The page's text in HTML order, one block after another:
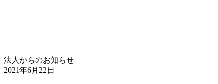
法人からのお知らせ
2021年6月22日